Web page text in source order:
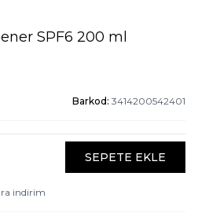
SPF6 200 ml
Barkod: 3414200542401
SEPETE EKLE
indirim